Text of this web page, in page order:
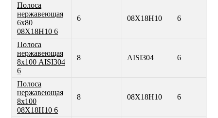
Полоса
нержавеющая
6х80
08Х18Н10 6
6 08Х18Н10 6
Полоса
нержавеющая
8х100 AISI304
6
8 AISI304 6
Полоса
нержавеющая
8х100
08Х18Н10 6
8 08Х18Н10 6